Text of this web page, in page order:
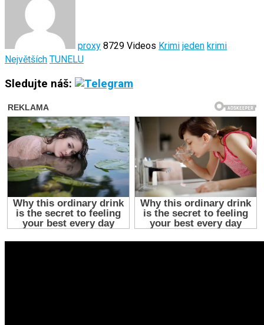
proxy 8729 Videos Krimi jeden krimi
Největších TUNELU
Sledujte náš: